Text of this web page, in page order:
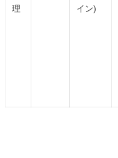
理
イン)